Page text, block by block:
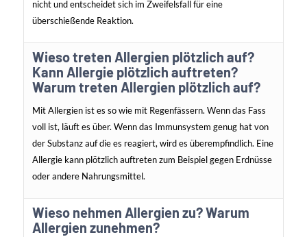
nicht und entscheidet sich im Zweifelsfall für eine
überschießende Reaktion.
Wieso treten Allergien plötzlich auf?
Kann Allergie plötzlich auftreten?
Warum treten Allergien plötzlich auf?
Mit Allergien ist es so wie mit Regenfässern. Wenn das Fass
voll ist, läuft es über. Wenn das Immunsystem genug hat von
der Substanz auf die es reagiert, wird es überempfindlich. Eine
Allergie kann plötzlich auftreten zum Beispiel gegen Erdnüsse
oder andere Nahrungsmittel.
Wieso nehmen Allergien zu? Warum
Allergien zunehmen?